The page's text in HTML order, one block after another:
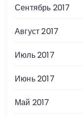
Сентябрь 2017
Август 2017
Июль 2017
Июнь 2017
Май 2017